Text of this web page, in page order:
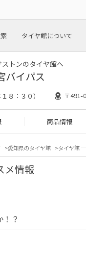
タイヤ館について
トンのタイヤ館へ
バイパス
８：３０） 〒
商品情報
愛知県のタイヤ館 タイヤ館
メ情報
？